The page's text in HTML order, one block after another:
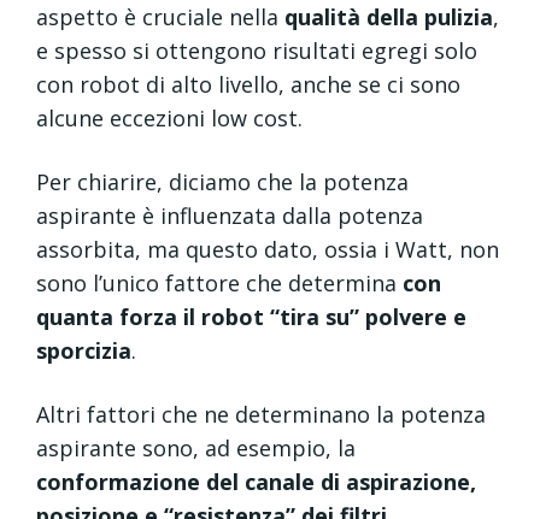
aspetto è cruciale nella qualità della pulizia,
e spesso si ottengono risultati egregi solo
con robot di alto livello, anche se ci sono
alcune eccezioni low cost.
Per chiarire, diciamo che la potenza
aspirante è influenzata dalla potenza
assorbita, ma questo dato, ossia i Watt, non
sono l’unico fattore che determina con
quanta forza il robot “tira su” polvere e
sporcizia.
Altri fattori che ne determinano la potenza
aspirante sono, ad esempio, la
conformazione del canale di aspirazione,